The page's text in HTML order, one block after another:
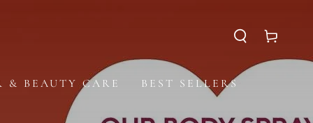
& BEAUTY CARE BEST SELLERS
Panier